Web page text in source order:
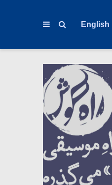
English